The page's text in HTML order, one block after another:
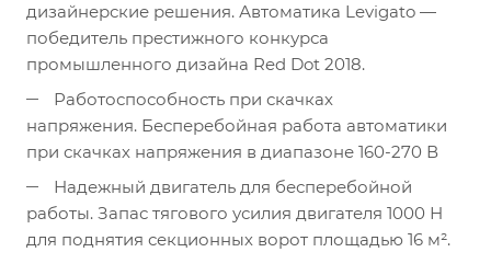
дизайнерские решения. Автоматика Levigato —
победитель престижного конкурса
промышленного дизайна Red Dot 2018.
Работоспособность при скачках
напряжения. Бесперебойная работа автоматики
при скачках напряжения в диапазоне 160-270 В
Надежный двигатель для бесперебойной
работы. Запас тягового усилия двигателя 1000 Н
для поднятия секционных ворот площадью 16 м².